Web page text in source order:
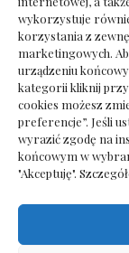
wykorzystuje
korzystania z
marketingowych.
urządzeniu
kategorii kliknij
cookies możesz
preferencje”. Jeśli
wyrazić zgodę na
końcowym w
"Akceptuję".